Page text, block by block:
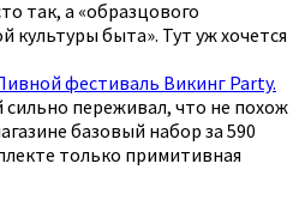
так, а «образцового
культуры быта». Тут уж хочется
фестиваль Викинг Party.
переживал, что не похож
базовый набор за 590
только примитивная